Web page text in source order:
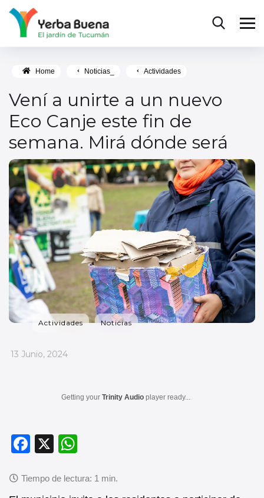
Home Noticias_ Actividades
Vení a unirte a un nuevo
Eco Canje este fin de
semana. Mirá dónde será
Actividades Noticias
_
13 Junio, 2024
Getting your Trinity Audio player ready...
F
c
X
at